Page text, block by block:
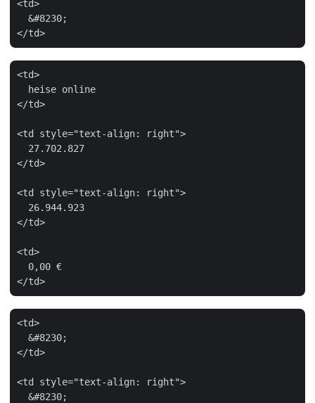
<td>
  &#8230;
<td>
  heise online
</td>
<td style="text-align: right">
  27.702.827
</td>
<td style="text-align: right">
  26.944.923
</td>
<td>
  0,00 €
<td>
  &#8230;
</td>
<td style="text-align: right">
  &#8230;